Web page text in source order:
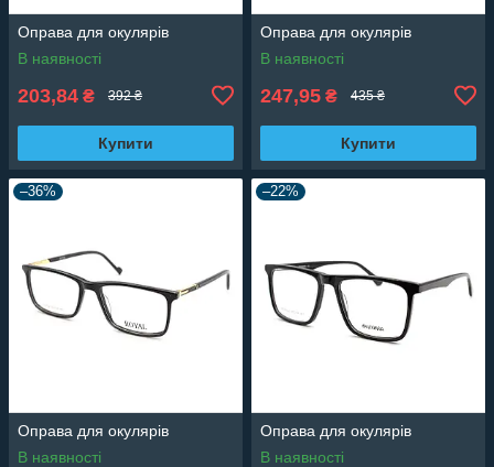
Оправа для окулярів
В наявності
203,84 ₴ 392 ₴
Купити
Оправа для окулярів
В наявності
247,95 ₴ 435 ₴
Купити
–36%
Оправа для окулярів
В наявності
–22%
Оправа для окулярів
В наявності